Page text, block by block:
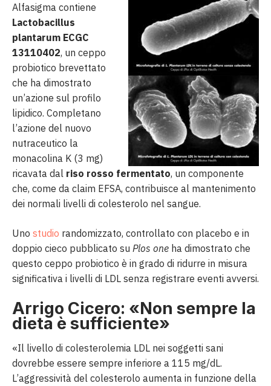
Alfasigma contiene
Lactobacillus
plantarum ECGC
13110402, un ceppo
probiotico brevettato
che ha dimostrato
un’azione sul profilo
lipidico. Completano
l’azione del nuovo
nutraceutico la
monacolina K (3 mg)
ricavata dal riso rosso fermentato, un componente
che, come da claim EFSA, contribuisce al mantenimento
dei normali livelli di colesterolo nel sangue.
Uno studio randomizzato, controllato con placebo e in
doppio cieco pubblicato su Plos one ha dimostrato che
questo ceppo probiotico è in grado di ridurre in misura
significativa i livelli di LDL senza registrare eventi avversi.
Arrigo Cicero: «Non sempre la
dieta è sufficiente»
«Il livello di colesterolemia LDL nei soggetti sani
dovrebbe essere sempre inferiore a 115 mg/dL.
L’aggressività del colesterolo aumenta in funzione della